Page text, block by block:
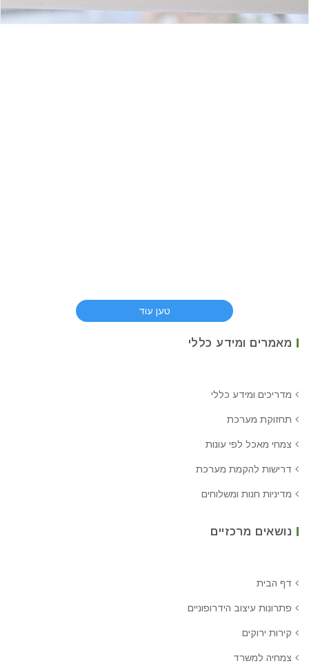
טען עוד
מאמרים ומידע כללי
מדריכים ומידע כללי
תחזוקת מערכת
צמחי מאכל לפי עונות
דרישות להקמת מערכת
מדיניות חנות ומשלוחים
נושאים מרכזיים
דף הבית
פתרונות עיצוב הידרופוניים
קירות ירוקים
צמחיה למשרד